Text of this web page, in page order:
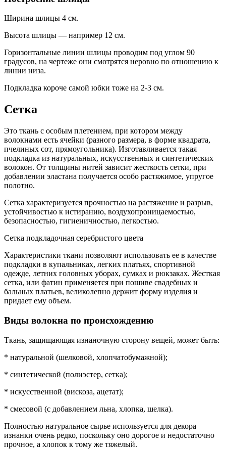
Ширина шлицы 4 см.
Высота шлицы — например 12 см.
Горизонтальные линии шлицы проводим под углом 90
градусов, на чертеже они смотрятся неровно по отношению к
линии низа.
Подкладка короче самой юбки тоже на 2-3 см.
Сетка
Это ткань с особым плетением, при котором между
волокнами есть ячейки (разного размера, в форме квадрата,
пчелиных сот, прямоугольника). Изготавливается такая
подкладка из натуральных, искусственных и синтетических
волокон. От толщины нитей зависит жесткость сетки, при
добавлении эластана получается особо растяжимое, упругое
полотно.
Сетка характеризуется прочностью на растяжение и разрыв,
устойчивостью к истиранию, воздухопроницаемостью,
безопасностью, гигиеничностью, легкостью.
Сетка подкладочная серебристого цвета
Характеристики ткани позволяют использовать ее в качестве
подкладки в купальниках, легких платьях, спортивной
одежде, летних головных уборах, сумках и рюкзаках. Жесткая
сетка, или фатин применяется при пошиве свадебных и
бальных платьев, великолепно держит форму изделия и
придает ему объем.
Виды волокна по происхождению
Ткань, защищающая изнаночную сторону вещей, может быть:
* натуральной (шелковой, хлопчатобумажной);
* синтетической (полиэстер, сетка);
* искусственной (вискоза, ацетат);
* смесовой (с добавлением льна, хлопка, шелка).
Полностью натуральное сырье используется для декора
изнанки очень редко, поскольку оно дорогое и недостаточно
прочное, а хлопок к тому же тяжелый.